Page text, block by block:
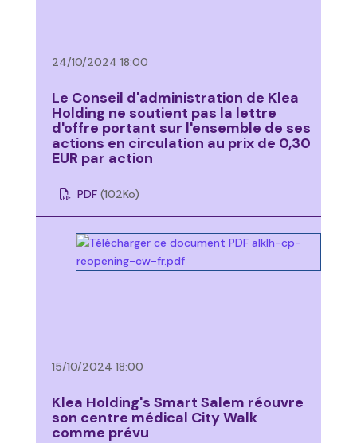
24/10/2024 18:00
Le Conseil d'administration de Klea
Holding ne soutient pas la lettre
d'offre portant sur l'ensemble de ses
actions en circulation au prix de 0,30
EUR par action
PDF (102Ko)
15/10/2024 18:00
Klea Holding's Smart Salem réouvre
son centre médical City Walk
comme prévu